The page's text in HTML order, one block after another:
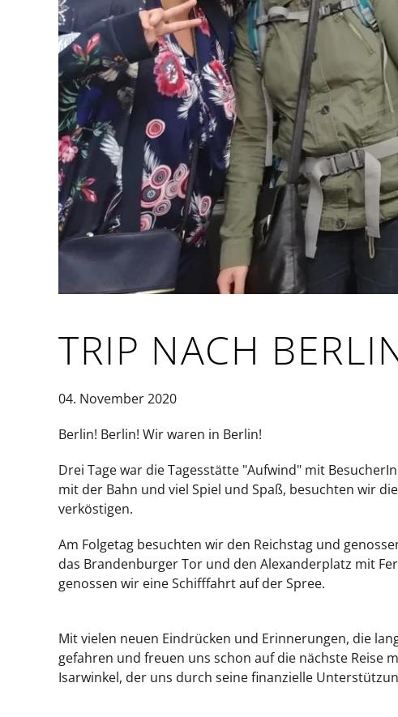
TRIP NACH
04. November 2020
Berlin! Berlin! Wir waren in Berlin!
Drei Tage war die Tagesstätte "Aufwind" mit
mit der Bahn und viel Spiel und Spaß, besuchten wir
verköstigen.
Am Folgetag besuchten wir den Reichstag und
das Brandenburger Tor und den Alexanderplatz mit
genossen wir eine Schifffahrt auf der Spree.
Mit vielen neuen Eindrücken und Erinnerungen, die
gefahren und freuen uns schon auf die nächste Reise
Isarwinkel, der uns durch seine finanzielle